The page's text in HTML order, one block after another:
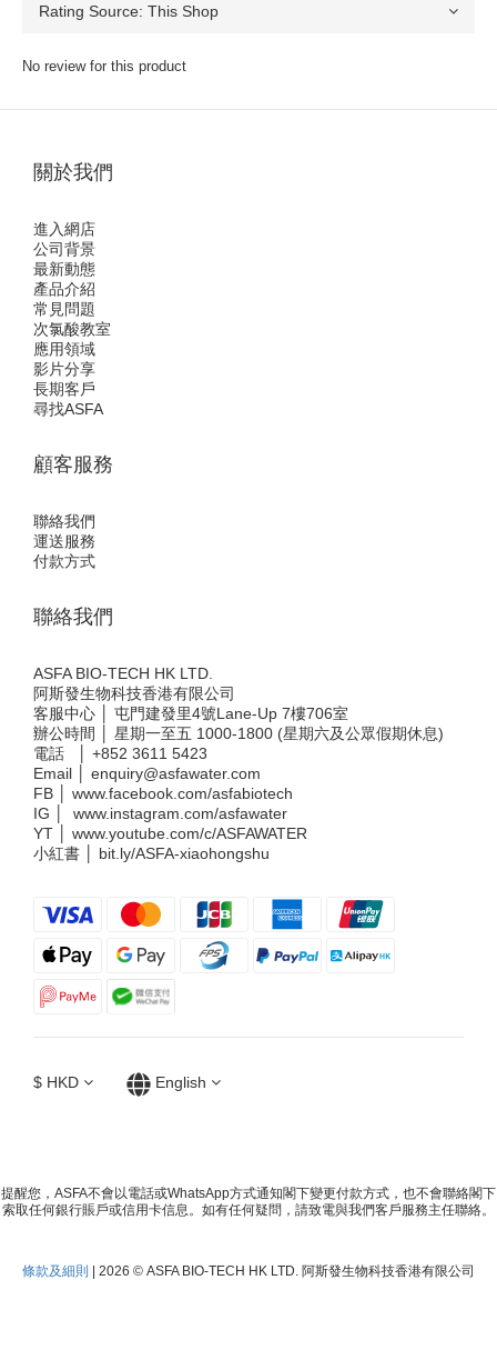
No review for this product
關於我們
進入網店
公司背景
最新動態
產品介紹
常見問題
次氯酸教室
應用領域
影片分享
長期客戶
尋找ASFA
顧客服務
聯絡我們
運送服務
付款方式
聯絡我們
ASFA BIO-TECH HK LTD.
阿斯發生物科技香港有限公司
客服中心 │ 屯門建發里4號Lane-Up 7樓706室
辦公時間 │ 星期一至五 1000-1800 (星期六及公眾假期休息)
電話 │ +852 3611 5423
Email │ enquiry@asfawater.com
FB │ www.facebook.com/asfabiotech
IG │ www.instagram.com/asfawater
YT │ www.youtube.com/c/ASFAWATER
小紅書 │ bit.ly/ASFA-xiaohongshu
$ HKD English
提醒您，ASFA不會以電話或WhatsApp方式通知閣下變更付款方式，也不會聯絡閣下
索取任何銀行賬戶或信用卡信息。如有任何疑問，請致電與我們客戶服務主任聯絡。
條款及細則 | 2026 © ASFA BIO-TECH HK LTD. 阿斯發生物科技香港有限公司